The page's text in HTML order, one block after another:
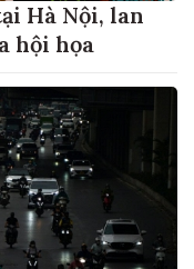
Hà Nội, lan
hội họa